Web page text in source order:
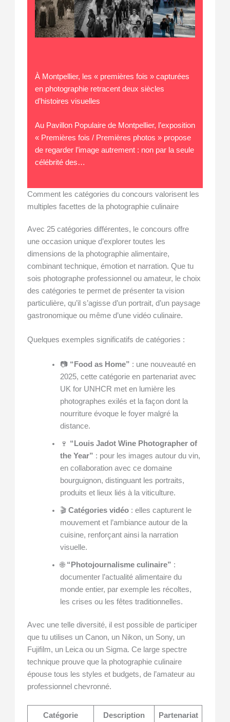
À Montpellier, les « premières fois » capturées
en photographie retracent deux siècles
d’histoires visuelles
Au Pavillon Populaire de Montpellier, l’exposition
« Premières fois / Premières photos » propose
de regarder l’image autrement : non par la seule
célébrité des…
Comment les catégories du concours valorisent les
multiples facettes de la photographie culinaire
Avec 25 catégories différentes, le concours offre
une occasion unique d’explorer toutes les
dimensions de la photographie alimentaire,
combinant technique, émotion et narration. Que tu
sois photographe professionnel ou amateur, le choix
des catégories te permet de présenter ta vision
particulière, qu’il s’agisse d’un portrait, d’un paysage
gastronomique ou même d’une vidéo culinaire.
Quelques exemples significatifs de catégories :
📷 “Food as Home” : une nouveauté en
2025, cette catégorie en partenariat avec
UK for UNHCR met en lumière les
photographes exilés et la façon dont la
nourriture évoque le foyer malgré la
distance.
🍷 “Louis Jadot Wine Photographer of
the Year” : pour les images autour du vin,
en collaboration avec ce domaine
bourguignon, distinguant les portraits,
produits et lieux liés à la viticulture.
🎬 Catégories vidéo: elles capturent le
mouvement et l’ambiance autour de la
cuisine, renforçant ainsi la narration
visuelle.
🌐 “Photojournalisme culinaire” :
documenter l’actualité alimentaire du
monde entier, par exemple les récoltes,
les crises ou les fêtes traditionnelles.
Avec une telle diversité, il est possible de participer
que tu utilises un Canon, un Nikon, un Sony, un
Fujifilm, un Leica ou un Sigma. Ce large spectre
technique prouve que la photographie culinaire
épouse tous les styles et budgets, de l’amateur au
professionnel chevronné.
Catégorie Description Partenariat